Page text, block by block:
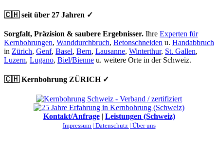
🇨🇭 seit über 27 Jahren ✓
Sorgfalt, Präzision & saubere Ergebnisser. Ihre Experten für
Kernbohrungen, Wanddurchbruch, Betonschneiden u. Handabbruch
in Zürich, Genf, Basel, Bern, Lausanne, Winterthur, St. Gallen,
Luzern, Lugano, Biel/Bienne u. weitere Orte in der Schweiz.
🇨🇭 Kernbohrung ZÜRICH ✓
Kontakt/Anfrage| Leistungen (Schweiz)
Impressum | Datenschutz | Über uns